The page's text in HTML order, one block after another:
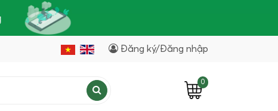
Đăng ký/Đăng nhập
0